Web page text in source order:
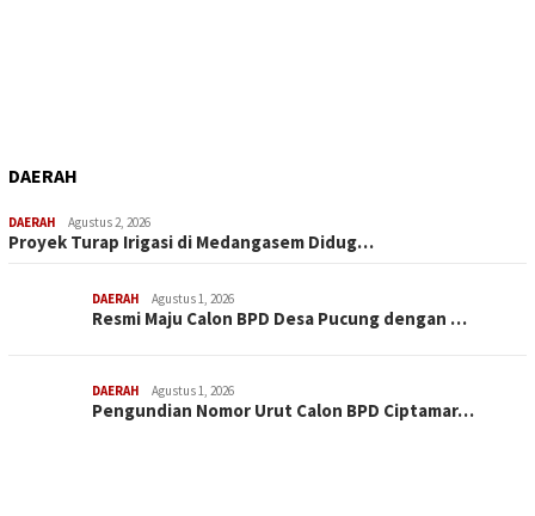
DAERAH
DAERAH Agustus 2, 2026
Proyek Turap Irigasi di Medangasem Didug…
DAERAH Agustus 1, 2026
Resmi Maju Calon BPD Desa Pucung dengan …
DAERAH Agustus 1, 2026
Pengundian Nomor Urut Calon BPD Ciptamar…